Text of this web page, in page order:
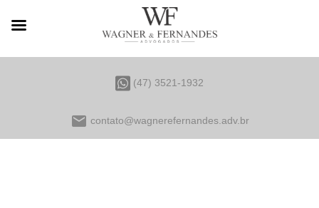
(47) 3521-1932
email contato@wagnerefernandes.adv.br